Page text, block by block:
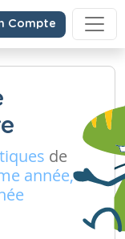
Compte
de
année,